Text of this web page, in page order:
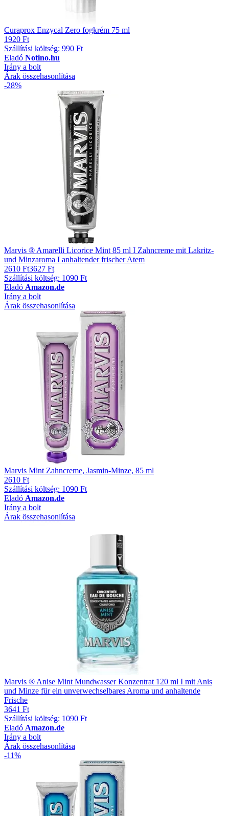
Curaprox Enzycal Zero fogkrém 75 ml
1920 Ft
Szállítási költség: 990 Ft
Eladó Notino.hu
Irány a bolt
Árak összehasonlítása
-28%
Marvis ® Amarelli Licorice Mint 85 ml I Zahncreme mit Lakritz-
und Minzaroma I anhaltender frischer Atem
2610 Ft3627 Ft
Szállítási költség: 1090 Ft
Eladó Amazon.de
Irány a bolt
Árak összehasonlítása
Marvis Mint Zahncreme, Jasmin-Minze, 85 ml
2610 Ft
Szállítási költség: 1090 Ft
Eladó Amazon.de
Irány a bolt
Árak összehasonlítása
Marvis ® Anise Mint Mundwasser Konzentrat 120 ml I mit Anis
und Minze für ein unverwechselbares Aroma und anhaltende
Frische
3641 Ft
Szállítási költség: 1090 Ft
Eladó Amazon.de
Irány a bolt
Árak összehasonlítása
-11%